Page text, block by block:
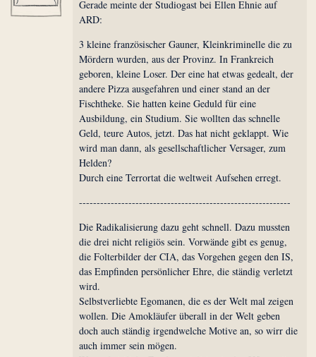
Gerade meinte der Studiogast bei Ellen Ehnie auf
ARD:
3 kleine französischer Gauner, Kleinkriminelle die zu
Mördern wurden, aus der Provinz. In Frankreich
geboren, kleine Loser. Der eine hat etwas gedealt, der
andere Pizza ausgefahren und einer stand an der
Fischtheke. Sie hatten keine Geduld für eine
Ausbildung, ein Studium. Sie wollten das schnelle
Geld, teure Autos, jetzt. Das hat nicht geklappt. Wie
wird man dann, als gesellschaftlicher Versager, zum
Helden?
Durch eine Terrortat die weltweit Aufsehen erregt.
------------------------------------------------------------
Die Radikalisierung dazu geht schnell. Dazu mussten
die drei nicht religiös sein. Vorwände gibt es genug,
die Folterbilder der CIA, das Vorgehen gegen den IS,
das Empfinden persönlicher Ehre, die ständig verletzt
wird.
Selbstverliebte Egomanen, die es der Welt mal zeigen
wollen. Die Amokläufer überall in der Welt geben
doch auch ständig irgendwelche Motive an, so wirr die
auch immer sein mögen.